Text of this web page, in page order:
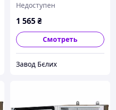
Недоступен
1 565₴
Смотреть
Завод Бєлих